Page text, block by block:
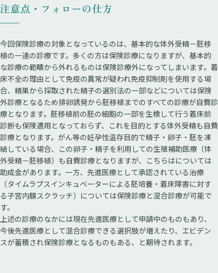
注意点・フォローの仕方
今回保険診療の対象となっているのは、基本的な体外受精－胚移
植の一連の診療です。多くの方は保険診療になりますが、基本的
な診療の範疇から外れるものは保険診療外になってしまいます。着
床不全の理由として免疫の異常が疑われ免疫抑制剤を使用する場
合、精巣から採取された精子の選別法の一部などについては保険
外診療となるため排卵誘発から胚移植までのすべての診療が自費診
療となります。胚移植前の胚の細胞の一部を生検して行う着床前
診断も保険適用となっておらず、これを目的とする体外受精も自費
診療となります。がん等の妊孕性温存目的で精子・卵子・胚を凍
結している場合、この卵子・精子を利用しての生殖補助医療（体
外受精－胚移植）も自費診療となりますが、こちらはについては
助成金があります。一方、先進医療として承認されている治療
（タイムラプスインキュベーターによる胚培養・着床障害に対す
る子宮内膜スクラッチ）については保険診療と混合診療が可能で
す。
上述の診療のなかには現在先進医療として申請中のものもあり、
今後先進医療として混合診療できる選択肢が増えたり、エビデン
スが蓄積され保険診療となるものもある、と期待されます。